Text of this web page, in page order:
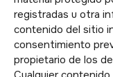
registradas u otra
contenido del sitio
consentimiento
propietario de los